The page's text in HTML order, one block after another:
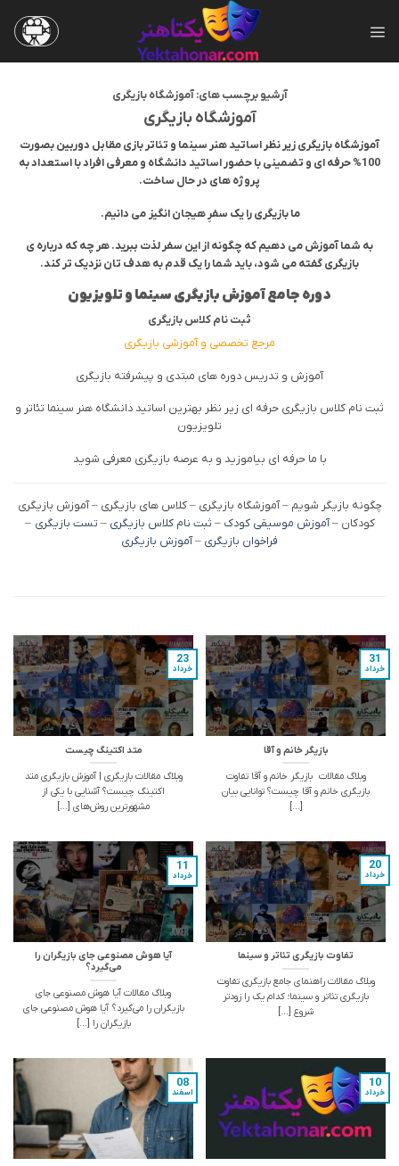
آرشیو برچسب های:آموزشگاه بازیگری
آموزشگاه بازیگری
آموزشگاه بازیگری زیر نظر اساتید هنر سینما و تئاتر بازی مقابل دوربین بصورت
100% حرفه ای و تضمینی با حضور اساتید دانشگاه و معرفی افراد با استعداد به
پروژه های در حال ساخت.
ما بازیگری را یک سفرِ هیجان انگیز می دانیم.
به شما آموزش می دهیم که چگونه از این سفر لذت ببرید. هر چه که درباره ی
بازیگری گفته می شود، باید شما را یک قدم به هدف تان نزدیک تر کند.
دوره جامع آموزش بازیگری سینما و تلویزیون
ثبت نام کلاس بازیگری
مرجع تخصصی و آموزشی بازیگری
آموزش و تدریس دوره های مبتدی و پیشرفته بازیگری
ثبت نام کلاس بازیگری حرفه ای زیر نظر بهترین اساتید دانشگاه هنر سینما تئاتر و
تلویزیون
با ما حرفه ای بیاموزید و به عرصه بازیگری معرفی شوید
چگونه بازیگر شویم – آموزشگاه بازیگری – کلاس های بازیگری – آموزش بازیگری
کودکان –آموزش موسیقی کودک – ثبت نام کلاس بازیگری – تست بازیگری –
فراخوان بازیگری –آموزش بازیگری
بازیگر خانم و آقا
وبلاگ مقالات بازیگر خانم و آقا تفاوت
بازیگری خانم و آقا چیست؟ توانایی بیان
[...]
31
خرداد
متد اکتینگ چیست
وبلاگ مقالات بازیگری | آموزش بازیگری متد
اکتینگ چیست؟ آشنایی با یکی از
مشهورترین روش‌های [...]
23
خرداد
تفاوت بازیگری تئاتر و سینما
وبلاگ مقالات راهنمای جامع بازیگری تفاوت
بازیگری تئاتر و سینما؛ کدام یک را زودتر
شروع [...]
20
خرداد
آیا هوش مصنوعی جای بازیگران را
می‌گیرد؟
وبلاگ مقالات آیا هوش مصنوعی جای
بازیگران را می‌گیرد؟ آیا هوش مصنوعی جای
بازیگران را [...]
11
خرداد
10
خرداد
08
اسفند